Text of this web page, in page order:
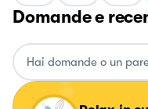
Domande e